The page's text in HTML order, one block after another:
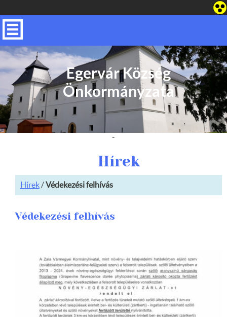
Egervár Község
Önkormányzata
-
Hírek
Hírek/Védekezési felhívás
Védekezési felhívás